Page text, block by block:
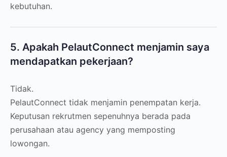
kebutuhan.
5. Apakah PelautConnect menjamin saya
mendapatkan pekerjaan?
Tidak.
PelautConnect tidak menjamin penempatan kerja.
Keputusan rekrutmen sepenuhnya berada pada
perusahaan atau agency yang memposting
lowongan.